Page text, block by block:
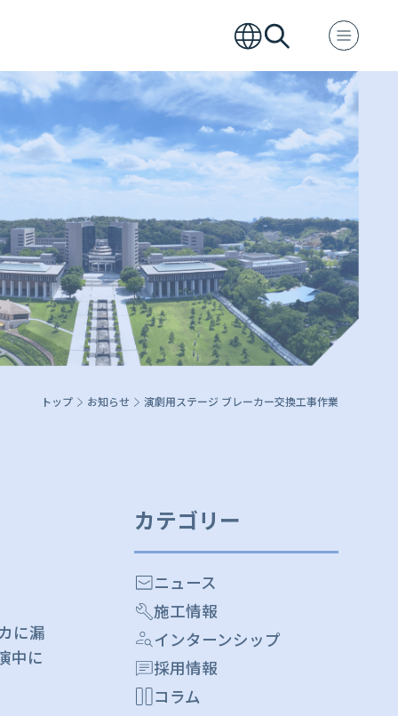
トップ お知らせ 演劇用ステージ ブレーカー交換工事作業
に漏
中に
カテゴリー
ニュース
施工情報
インターンシップ
採用情報
コラム